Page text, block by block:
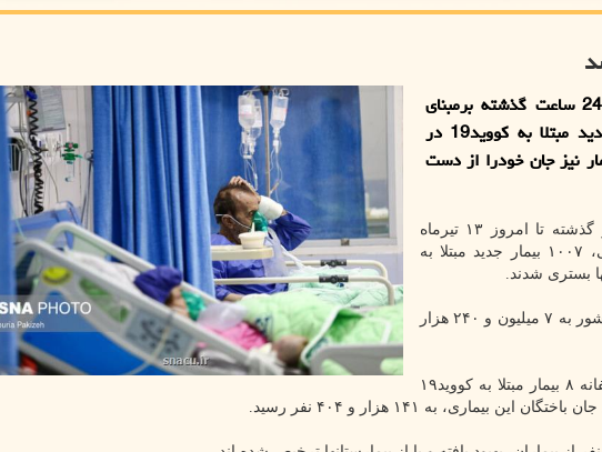
اسنک: بنا بر اعلام وزارت بهداشت، در 24 ساعت گذشته برمبنای
معیارهای قطعی تشخیصی، 1007 بیمار جدید مبتلا به کووید19 در
نیز جان خودرا از دست
از روز گذشته تا امروز ۱۳ تیرماه
۱۴۰۱ و برمبنای معیارهای قطعی تشخیصی، ۱۰۰۷ بیمار جدید مبتلا به
بر این اساس مجموع بیماران کووید۱۹ در کشور به ۷ میلیون و ۲۴۰ هزار
متاسفانه در طول ۲۴ ساعت گذشته، متاسفانه ۸ بیمار مبتلا به کووید۱۹
به ۱۴۱ هزار و ۴۰۴ نفر رسید.